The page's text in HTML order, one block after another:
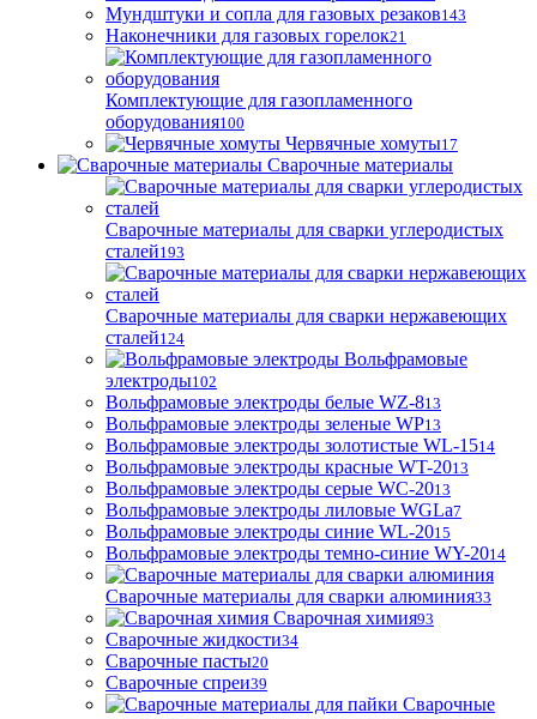
Мундштуки и сопла для газовых резаков143
Наконечники для газовых горелок21
Комплектующие для газопламенного
оборудования100
Червячные хомуты17
Сварочные материалы
Сварочные материалы для сварки углеродистых
сталей193
Сварочные материалы для сварки нержавеющих
сталей124
Вольфрамовые
электроды102
Вольфрамовые электроды белые WZ-813
Вольфрамовые электроды зеленые WP13
Вольфрамовые электроды золотистые WL-1514
Вольфрамовые электроды красные WT-2013
Вольфрамовые электроды серые WC-2013
Вольфрамовые электроды лиловые WGLa7
Вольфрамовые электроды синие WL-2015
Вольфрамовые электроды темно-синие WY-2014
Сварочные материалы для сварки алюминия33
Сварочная химия93
Сварочные жидкости34
Сварочные пасты20
Сварочные спреи39
Сварочные